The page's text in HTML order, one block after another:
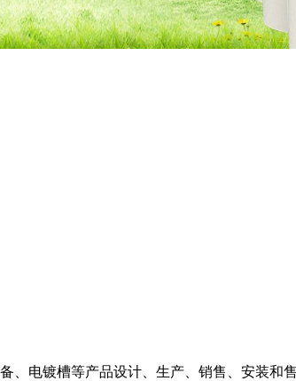
电镀槽等产品设计、生产、销售、安装和